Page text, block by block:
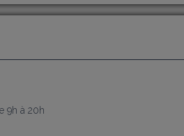
9h à 20h